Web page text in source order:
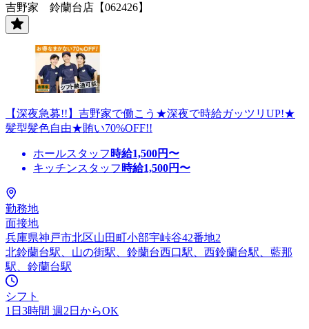
吉野家 鈴蘭台店【062426】
【深夜急募!!】吉野家で働こう★深夜で時給ガッツリUP!★
髪型髪色自由★賄い70%OFF!!
ホールスタッフ 時給1,500円〜
キッチンスタッフ 時給1,500円〜
勤務地
面接地
兵庫県神戸市北区山田町小部宇峠谷42番地2
北鈴蘭台駅、山の街駅、鈴蘭台西口駅、西鈴蘭台駅、藍那
駅、鈴蘭台駅
シフト
1日3時間 週2日からOK